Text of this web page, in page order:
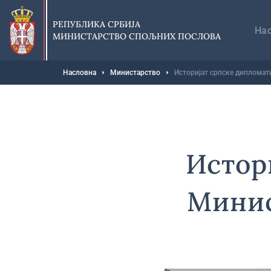
Прескочи
главни
део
садржаја
РЕПУБЛИКА СРБИЈА
МИНИСТАРСТВО СПОЉНИХ ПОСЛОВА
Мрвице
Насловна Министарство Историјат српске